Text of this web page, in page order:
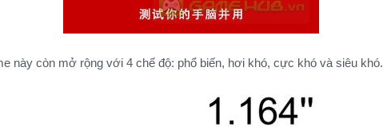
này còn mở rộng với 4 chế độ: phổ biến, hơi khó, cực khó và siêu khó.